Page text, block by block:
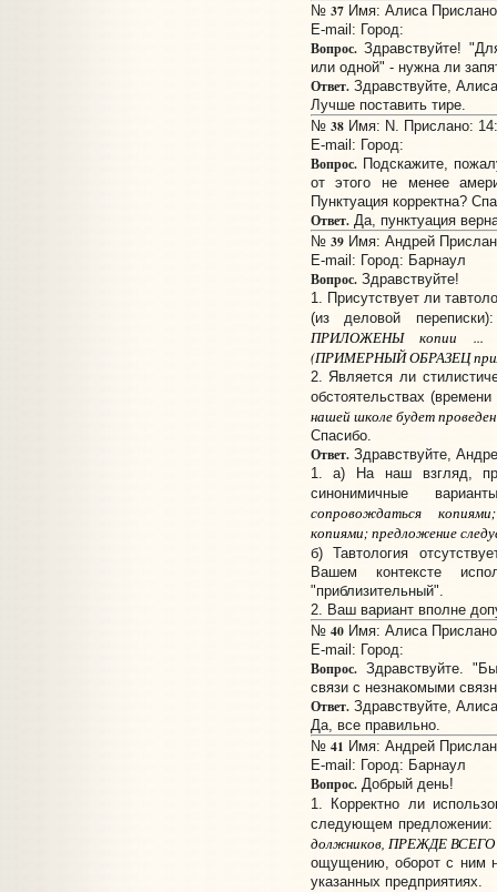
№ 37Имя: Алиса
E-mail: Город:
Вопрос.Здравствуйте!
или одной" - нужна ли
Ответ.Здравствуйте,
Лучше поставить тире.
№ 38Имя: N. Прислано:
E-mail: Город:
Вопрос.Подскажите,
от этого не менее
Пунктуация корректна?
Ответ.Да, пунктуация
№ 39Имя: Андрей
E-mail: Город: Барнаул
Вопрос.Здравствуйте!
1. Присутствует ли
(из деловой
ПРИЛОЖЕНЫ копии ... б)
(ПРИМЕРНЫЙ ОБРАЗЕЦ
2. Является ли
обстоятельствах
нашей школе будет
Спасибо.
Ответ.Здравствуйте,
1. а) На наш взгляд,
синонимичные
сопровождаться
копиями; предложение
б) Тавтология
Вашем контексте
"приблизительный".
2. Ваш вариант вполне
№ 40Имя: Алиса
E-mail: Город:
Вопрос.Здравствуйте.
связи с незнакомыми
Ответ.Здравствуйте,
Да, все правильно.
№ 41 Имя: Андрей
E-mail: Город: Барнаул
Вопрос.Добрый день!
1. Корректно ли
следующем
должников, ПРЕЖДЕ ВСЕГО
ощущению, оборот с ним
указанных предприятиях.